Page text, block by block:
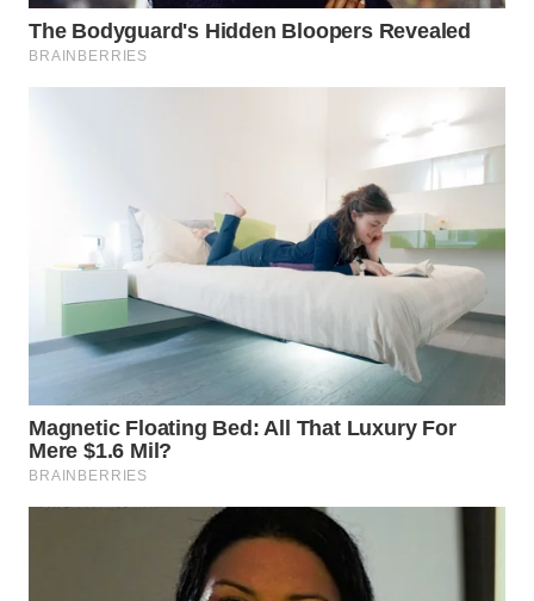
WN
PAKPAK
BOGOR
WN
TAPANULI
UTARA